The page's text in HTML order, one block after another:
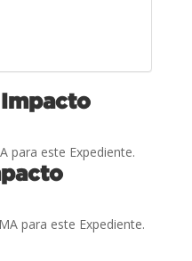
para este Expediente.
para este Expediente.